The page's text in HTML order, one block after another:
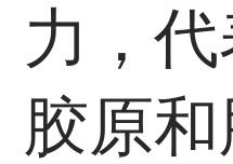
力，
胶原